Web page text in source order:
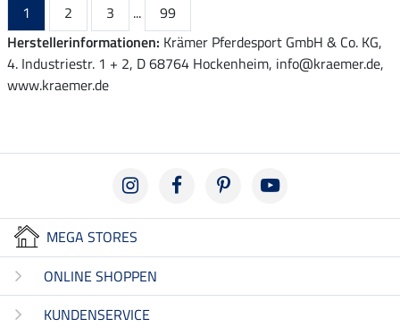
1 2 3 ...
99
Herstellerinformationen: Krämer Pferdesport GmbH & Co. KG,
4. Industriestr. 1 + 2, D 68764 Hockenheim, info@kraemer.de,
www.kraemer.de
MEGA STORES
ONLINE SHOPPEN
KUNDENSERVICE